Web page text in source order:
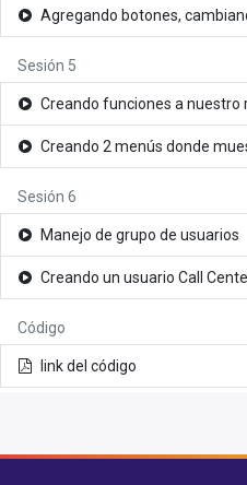
Agregando botones,
Sesión 5
Creando funciones a nuestro
Creando 2 menús donde
Sesión 6
Manejo de grupo de usuarios
Creando un usuario Call
Código
link del código